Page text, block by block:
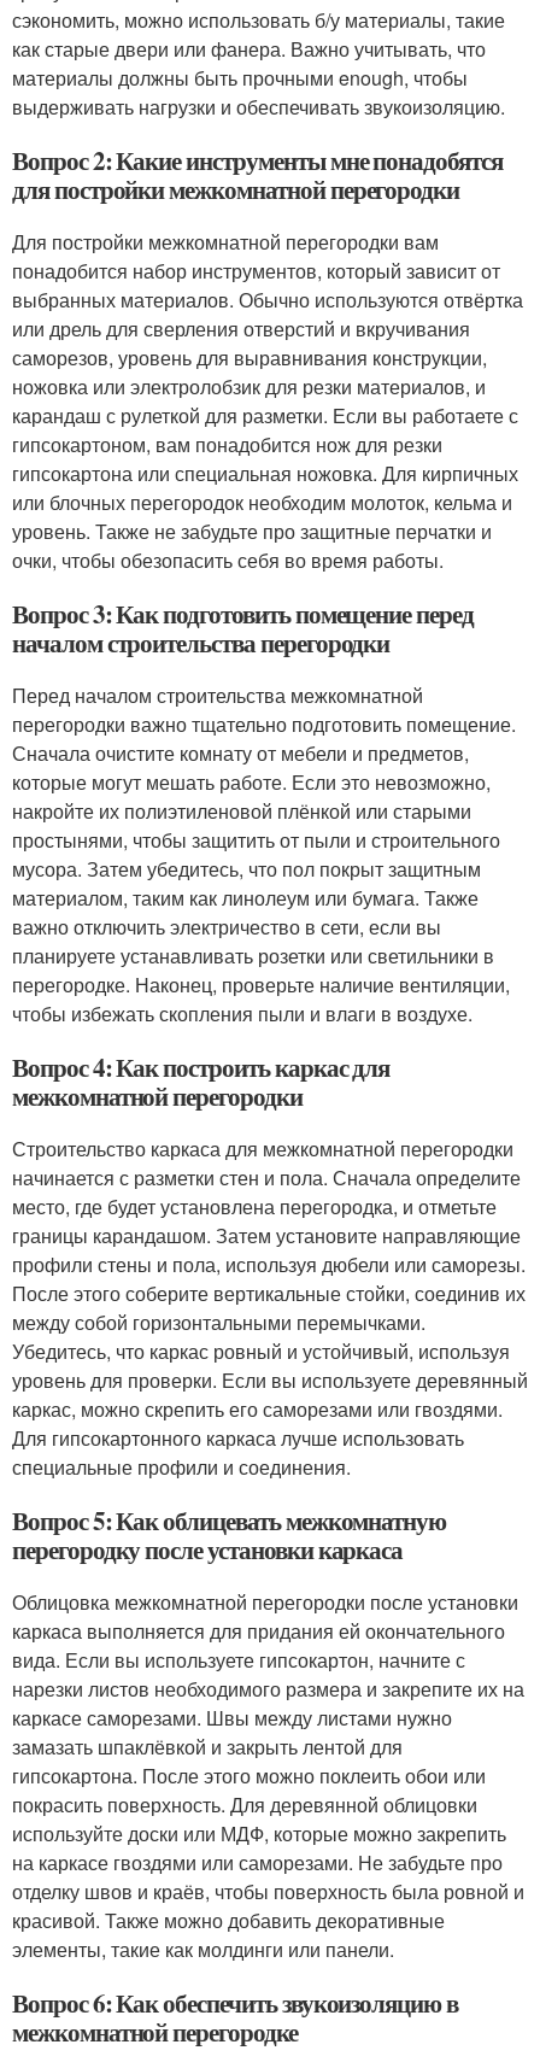
сэкономить, можно использовать б/у материалы, такие
как старые двери или фанера. Важно учитывать, что
материалы должны быть прочными enough, чтобы
выдерживать нагрузки и обеспечивать звукоизоляцию.
Вопрос 2: Какие инструменты мне понадобятся
для постройки межкомнатной перегородки
Для постройки межкомнатной перегородки вам
понадобится набор инструментов, который зависит от
выбранных материалов. Обычно используются отвёртка
или дрель для сверления отверстий и вкручивания
саморезов, уровень для выравнивания конструкции,
ножовка или электролобзик для резки материалов, и
карандаш с рулеткой для разметки. Если вы работаете с
гипсокартоном, вам понадобится нож для резки
гипсокартона или специальная ножовка. Для кирпичных
или блочных перегородок необходим молоток, кельма и
уровень. Также не забудьте про защитные перчатки и
очки, чтобы обезопасить себя во время работы.
Вопрос 3: Как подготовить помещение перед
началом строительства перегородки
Перед началом строительства межкомнатной
перегородки важно тщательно подготовить помещение.
Сначала очистите комнату от мебели и предметов,
которые могут мешать работе. Если это невозможно,
накройте их полиэтиленовой плёнкой или старыми
простынями, чтобы защитить от пыли и строительного
мусора. Затем убедитесь, что пол покрыт защитным
материалом, таким как линолеум или бумага. Также
важно отключить электричество в сети, если вы
планируете устанавливать розетки или светильники в
перегородке. Наконец, проверьте наличие вентиляции,
чтобы избежать скопления пыли и влаги в воздухе.
Вопрос 4: Как построить каркас для
межкомнатной перегородки
Строительство каркаса для межкомнатной перегородки
начинается с разметки стен и пола. Сначала определите
место, где будет установлена перегородка, и отметьте
границы карандашом. Затем установите направляющие
профили стены и пола, используя дюбели или саморезы.
После этого соберите вертикальные стойки, соединив их
между собой горизонтальными перемычками.
Убедитесь, что каркас ровный и устойчивый, используя
уровень для проверки. Если вы используете деревянный
каркас, можно скрепить его саморезами или гвоздями.
Для гипсокартонного каркаса лучше использовать
специальные профили и соединения.
Вопрос 5: Как облицевать межкомнатную
перегородку после установки каркаса
Облицовка межкомнатной перегородки после установки
каркаса выполняется для придания ей окончательного
вида. Если вы используете гипсокартон, начните с
нарезки листов необходимого размера и закрепите их на
каркасе саморезами. Швы между листами нужно
замазать шпаклёвкой и закрыть лентой для
гипсокартона. После этого можно поклеить обои или
покрасить поверхность. Для деревянной облицовки
используйте доски или МДФ, которые можно закрепить
на каркасе гвоздями или саморезами. Не забудьте про
отделку швов и краёв, чтобы поверхность была ровной и
красивой. Также можно добавить декоративные
элементы, такие как молдинги или панели.
Вопрос 6: Как обеспечить звукоизоляцию в
межкомнатной перегородке